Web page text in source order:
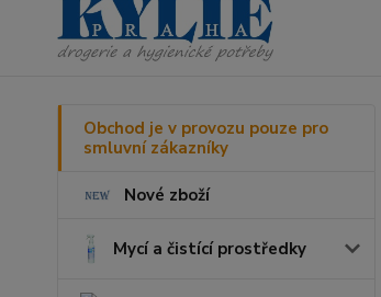
Obchod je v provozu pouze pro
smluvní zákazníky
Nové zboží
Mycí a čistící prostředky